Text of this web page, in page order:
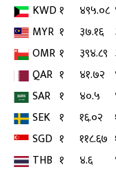
KWD१ ४९५.०८
MYR १ ३७.१६
OMR १ ३९४.८९
QAR १ ४१.७२
SAR १ ४०.५
SEK १ १६.०२
SGD १ ११८.६७
THB १ ४.६